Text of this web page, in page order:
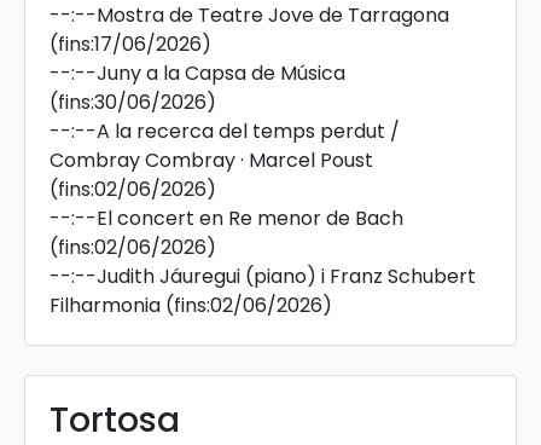
--:--Mostra de Teatre Jove de Tarragona
(fins:17/06/2026)
--:--Juny a la Capsa de Música
(fins:30/06/2026)
--:--A la recerca del temps perdut /
Combray Combray · Marcel Poust
(fins:02/06/2026)
--:--El concert en Re menor de Bach
(fins:02/06/2026)
--:--Judith Jáuregui (piano) i Franz Schubert
Filharmonia (fins:02/06/2026)
Tortosa